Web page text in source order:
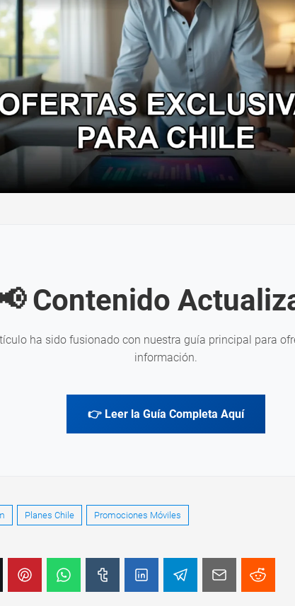
Contenido
ha sido fusionado con nuestra guía principal para
información.
👉 Leer la Guía Completa Aquí
Planes Chile Promociones Móviles